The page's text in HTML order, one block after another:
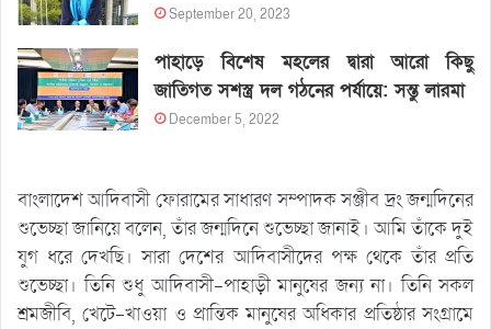
September 20, 2023
পাহাড়ে বিশেষ মহলের দ্বারা আরো কিছু
জাতিগত সশস্ত্র দল গঠনের পর্যায়ে: সন্তু লারমা
December 5, 2022
বাংলাদেশ আদিবাসী ফোরামের সাধারণ সম্পাদক সঞ্জীব দ্রং জন্মদিনের
শুভেচ্ছা জানিয়ে বলেন, তাঁর জন্মদিনে শুভেচ্ছা জানাই। আমি তাঁকে দুই
যুগ ধরে দেখছি। সারা দেশের আদিবাসীদের পক্ষ থেকে তাঁর প্রতি
শুভেচ্ছা। তিনি শুধু আদিবাসী-পাহাড়ী মানুষের জন্য না। তিনি সকল
শ্রমজীবি, খেটে-খাওয়া ও প্রান্তিক মানুষের অধিকার প্রতিষ্ঠার সংগ্রামে